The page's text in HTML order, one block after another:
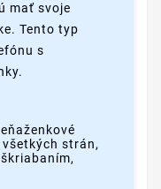
mať svoje
Tento typ
s
strán,